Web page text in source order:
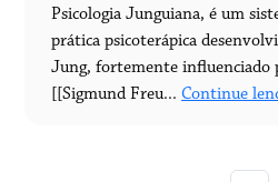
Psicologia Junguiana, é um
prática psicoterápica
Jung, fortemente influenciado
[[Sigmund Freu... Continue